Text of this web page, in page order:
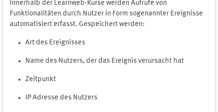
Innerhalb der Learnweb-Kurse werden Aufrufe von
Funktionalitäten durch Nutzer in Form sogenannter Ereignisse
automatisiert erfasst. Gespeichert werden:
Art des Ereignisses
Name des Nutzers, der das Ereignis verursacht hat
Zeitpunkt
IP Adresse des Nutzers